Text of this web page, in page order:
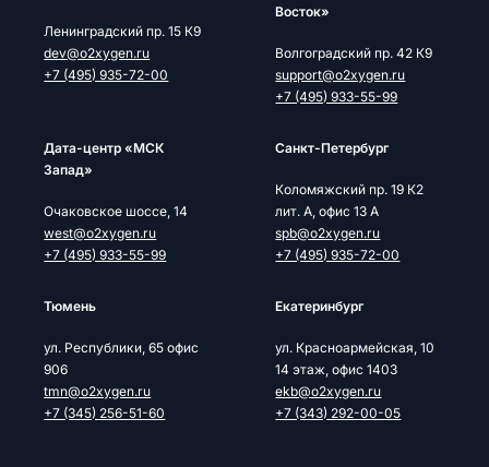
Ленинградский пр. 15 К9
dev@o2xygen.ru
+7 (495) 935-72-00
Восток»
Волгоградский пр. 42 К9
support@o2xygen.ru
+7 (495) 933-55-99
Дата-центр «МСК
Запад»
Очаковское шоссе, 14
west@o2xygen.ru
+7 (495) 933-55-99
Cанкт-Петербург
Коломяжский пр. 19 К2
лит. А, офис 13 А
spb@o2xygen.ru
+7 (495) 935-72-00
Тюмень
ул. Республики, 65 офис
906
tmn@o2xygen.ru
+7 (345) 256-51-60
Екатеринбург
ул. Красноармейская, 10
14 этаж, офис 1403
ekb@o2xygen.ru
+7 (343) 292-00-05